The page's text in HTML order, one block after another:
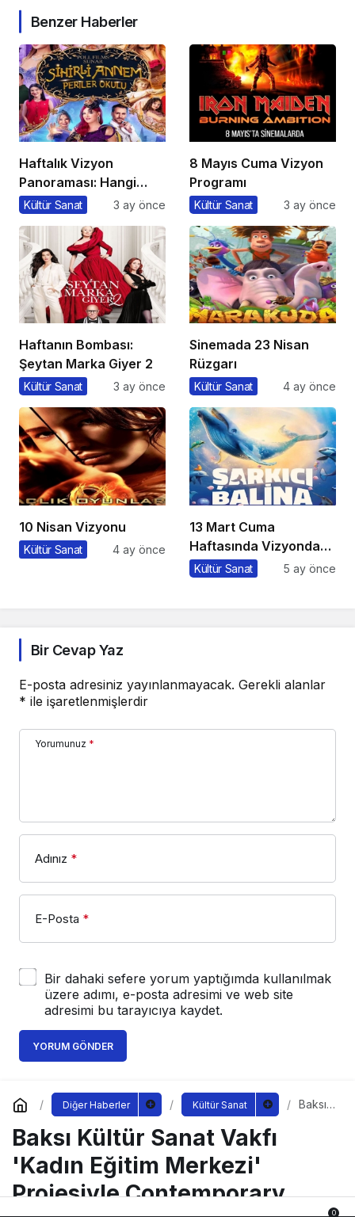
Benzer Haberler
Haftalık Vizyon
Panoraması: Hangi
Filmi İzlemeli?
Kültür Sanat 3 ay önce
8 Mayıs Cuma Vizyon
Programı
Kültür Sanat 3 ay önce
Haftanın Bombası:
Şeytan Marka Giyer 2
Kültür Sanat 3 ay önce
Sinemada 23 Nisan
Rüzgarı
Kültür Sanat 4 ay önce
10 Nisan Vizyonu
Kültür Sanat 4 ay önce
13 Mart Cuma
Haftasında Vizyonda
Hangi Filmler Var?
Kültür Sanat 5 ay önce
Bir Cevap Yaz
E-posta adresiniz yayınlanmayacak. Gerekli alanlar
* ile işaretlenmişlerdir
Yorumunuz *
Adınız *
E-Posta *
Bir dahaki sefere yorum yaptığımda kullanılmak
üzere adımı, e-posta adresimi ve web site
adresimi bu tarayıcıya kaydet.
YORUM GÖNDER
Diğer Haberler Kültür Sanat
Baksı
zi'
Projesi
Baksı Kültür Sanat Vakfı
'Kadın Eğitim Merkezi'
Projesiyle Contemporary
0